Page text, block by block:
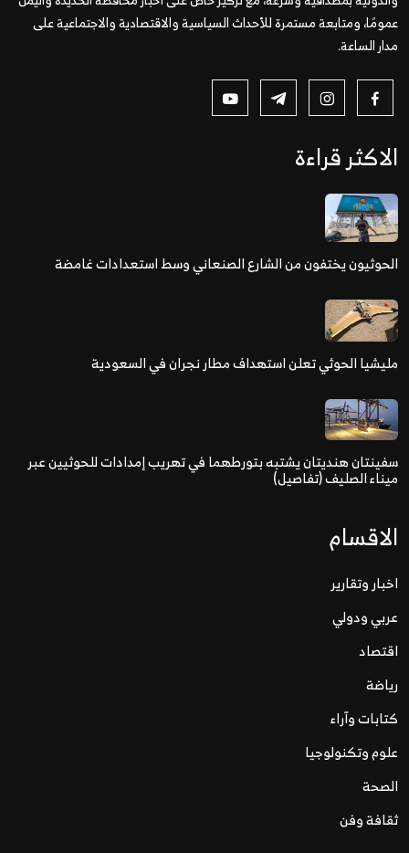
عمومًا، ومتابعة مستمرة للأحداث السياسية والاقتصادية والاجتماعية على
مدار الساعة.
الاكثر قراءة
الحوثيون يختفون من الشارع الصنعاني وسط استعدادات غامضة
مليشيا الحوثي تعلن استهداف مطار نجران في السعودية
سفينتان هنديتان يشتبه بتورطهما في تهريب إمدادات للحوثيين عبر
ميناء الصليف (تفاصيل)
الاقسام
اخبار وتقارير
عربي ودولي
اقتصاد
رياضة
كتابات وآراء
علوم وتكنولوجيا
الصحة
ثقافة وفن